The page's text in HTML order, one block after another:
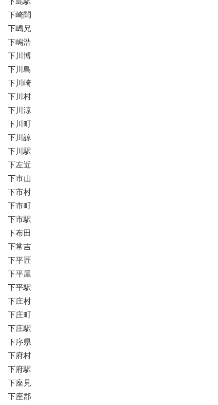
下崎闊
下嶋兄
下嶋浩
下川博
下川島
下川崎
下川村
下川涼
下川町
下川諒
下川駅
下左近
下市山
下市村
下市町
下市駅
下布田
下常吉
下平匠
下平屋
下平駅
下庄村
下庄町
下庄駅
下序県
下府村
下府駅
下座見
下座郡